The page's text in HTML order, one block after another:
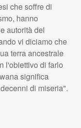
che soffre di
hanno
autorità del
vi diciamo che
terra ancestrale
l'obiettivo di farlo
significa
di miseria".